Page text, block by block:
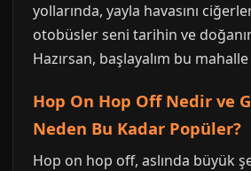
yollarında, yayla havasını
otobüsler seni tarihin ve
Hazırsan, başlayalım bu
Hop On Hop Off Nedir ve
Neden Bu Kadar Popüler?
Hop on hop off, aslında büyük